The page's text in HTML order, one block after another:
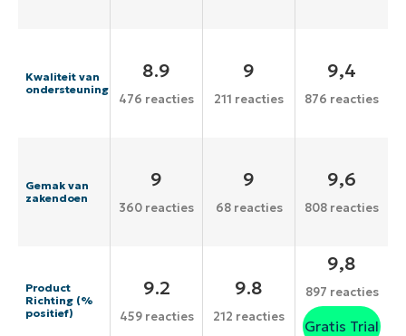
Kwaliteit van
ondersteuning
8.9
476 reacties
9
211 reacties
9,4
876 reacties
Gemak van
zakendoen
9
360 reacties
9
68 reacties
9,6
808 reacties
Product
Richting (%
positief)
9.2
459 reacties
9.8
212 reacties
9,8
897 reacties
Gratis Trial